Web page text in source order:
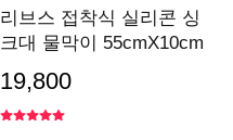
리브스 접착식 실리콘 싱
크대 물막이 55cmX10cm
19,800